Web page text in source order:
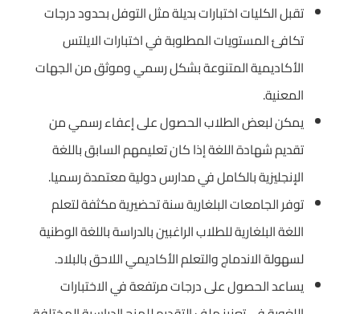
تقبل الكليات اختبارات بديلة مثل التوفل بحدود درجات
تكافئ المستويات المطلوبة في اختبارات الايلتس
الأكاديمية المتنوعة بشكل رسمي وموثق من الجهات
المعنية.
يمكن لبعض الطلاب الحصول على إعفاء رسمي من
تقديم شهادة اللغة إذا كان تعليمهم السابق باللغة
الإنجليزية بالكامل في مدارس دولية معتمدة رسميا.
توفر الجامعات البلغارية سنة تحضيرية مكثفة لتعلم
اللغة البلغارية للطلاب الراغبين بالدراسة باللغة الوطنية
لسهولة الاندماج والتعلم الأكاديمي اللاحق بالبلاد.
يساعد الحصول على درجات مرتفعة في الاختبارات